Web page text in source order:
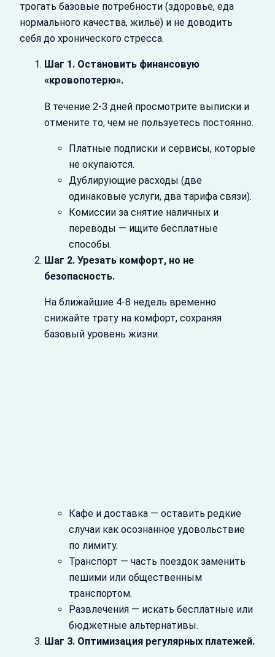
трогать базовые потребности (здоровье, еда
нормального качества, жильё) и не доводить
себя до хронического стресса.
Шаг 1. Остановить финансовую
«кровопотерю».
В течение 2-3 дней просмотрите выписки и
отмените то, чем не пользуетесь постоянно.
Платные подписки и сервисы, которые
не окупаются.
Дублирующие расходы (две
одинаковые услуги, два тарифа связи).
Комиссии за снятие наличных и
переводы — ищите бесплатные
способы.
Шаг 2. Урезать комфорт, но не
безопасность.
На ближайшие 4-8 недель временно
снижайте трату на комфорт, сохраняя
базовый уровень жизни.
Кафе и доставка — оставить редкие
случаи как осознанное удовольствие
по лимиту.
Транспорт — часть поездок заменить
пешими или общественным
транспортом.
Развлечения — искать бесплатные или
бюджетные альтернативы.
Шаг 3. Оптимизация регулярных платежей.